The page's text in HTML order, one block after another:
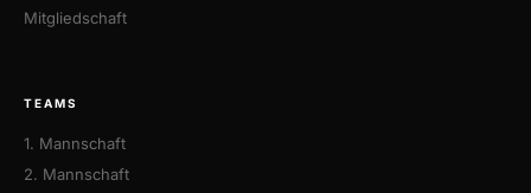
Mitgliedschaft
TEAMS
1. Mannschaft
2. Mannschaft